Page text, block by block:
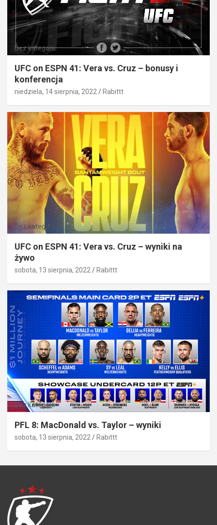
Bez kategorii
UFC on ESPN 41: Vera vs. Cruz – bonusy i
konferencja
niedziela, 14 sierpnia, 2022 Rabittt
Bez kategorii
UFC on ESPN 41: Vera vs. Cruz – wyniki na
żywo
sobota, 13 sierpnia, 2022 Rabittt
Bez kategorii
PFL 8: MacDonald vs. Taylor – wyniki
sobota, 13 sierpnia, 2022 Rabittt